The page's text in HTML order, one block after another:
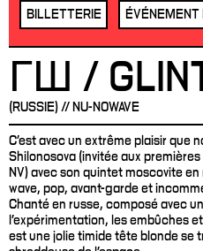
BILLETTERIE ÉVÉNEMENT
ГШ /
(RUSSIE) // NU-NOWAVE
C’est avec un extrême plaisir que
Shilonosova (invitée aux premières
NV) avec son quintet moscovite
wave, pop, avant-garde et
Chanté en russe, composé avec
l’expérimentation, les embûches
est une jolie timide tête blonde se